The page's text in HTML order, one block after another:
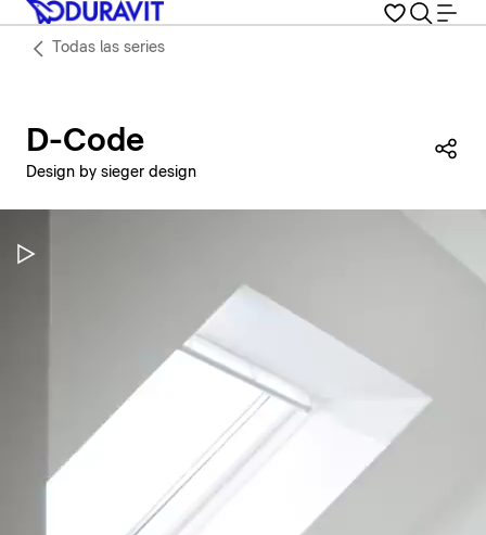
Todas las series
D-Code
Design by sieger design
Pausar vídeo